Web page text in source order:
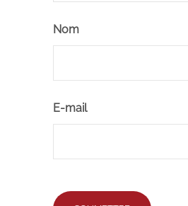
Nom
E-mail